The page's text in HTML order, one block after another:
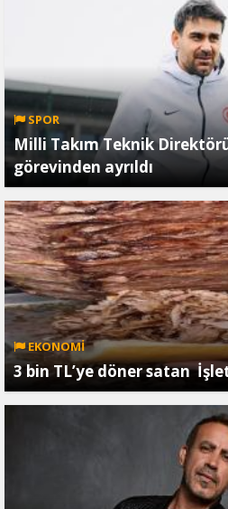
SPOR
Milli Takım Teknik
görevinden ayrıldı
EKONOMİ
3 bin TL’ye döner satan